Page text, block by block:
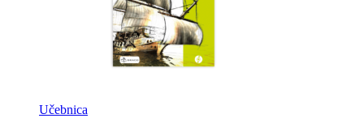
Učebnica